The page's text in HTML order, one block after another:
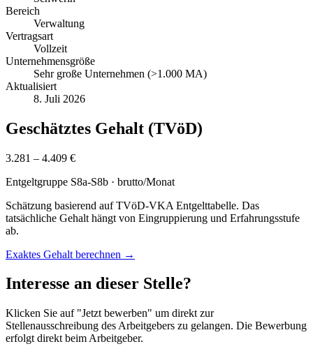
Bereich
Verwaltung
Vertragsart
Vollzeit
Unternehmensgröße
Sehr große Unternehmen (>1.000 MA)
Aktualisiert
8. Juli 2026
Geschätztes Gehalt (TVöD)
3.281 – 4.409 €
Entgeltgruppe S8a-S8b · brutto/Monat
Schätzung basierend auf TVöD-VKA Entgelttabelle. Das
tatsächliche Gehalt hängt von Eingruppierung und Erfahrungsstufe
ab.
Exaktes Gehalt berechnen →
Interesse an dieser Stelle?
Klicken Sie auf "Jetzt bewerben" um direkt zur
Stellenausschreibung des Arbeitgebers zu gelangen. Die Bewerbung
erfolgt direkt beim Arbeitgeber.